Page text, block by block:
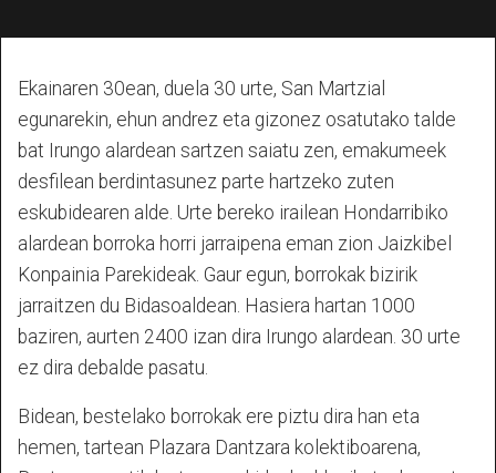
Ekainaren 30ean, duela 30 urte, San Martzial
egunarekin, ehun andrez eta gizonez osatutako talde
bat Irungo alardean sartzen saiatu zen, emakumeek
desfilean berdintasunez parte hartzeko zuten
eskubidearen alde. Urte bereko irailean Hondarribiko
alardean borroka horri jarraipena eman zion Jaizkibel
Konpainia Parekideak. Gaur egun, borrokak bizirik
jarraitzen du Bidasoaldean. Hasiera hartan 1000
baziren, aurten 2400 izan dira Irungo alardean. 30 urte
ez dira debalde pasatu.
Bidean, bestelako borrokak ere piztu dira han eta
hemen, tartean Plazara Dantzara kolektiboarena,